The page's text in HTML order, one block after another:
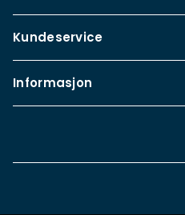
Kundeservice
Informasjon